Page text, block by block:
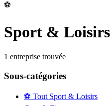
⚽
Sport & Loisirs
1 entreprise trouvée
Sous-catégories
⚽ Tout Sport & Loisirs